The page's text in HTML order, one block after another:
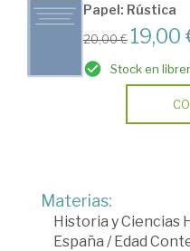
Papel: Rústica
20,00 € 19,00
Stock en
Materias:
Historia y Ciencias
España /Edad